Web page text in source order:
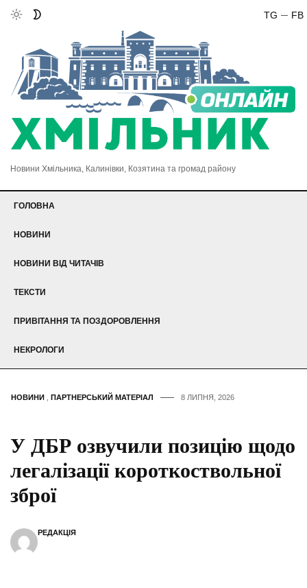
FB
TG
Новини Хмільника, Калинівки, Козятина та громад району
ГОЛОВНА
НОВИНИ
НОВИНИ ВІД ЧИТАЧІВ
ТЕКСТИ
ПРИВІТАННЯ ТА ПОЗДОРОВЛЕННЯ
НЕКРОЛОГИ
НОВИНИ ПАРТНЕРСЬКИЙ МАТЕРІАЛ 8 ЛИПНЯ, 2026
У ДБР озвучили позицію щодо
легалізації короткоствольної
зброї
РЕДАКЦІЯ